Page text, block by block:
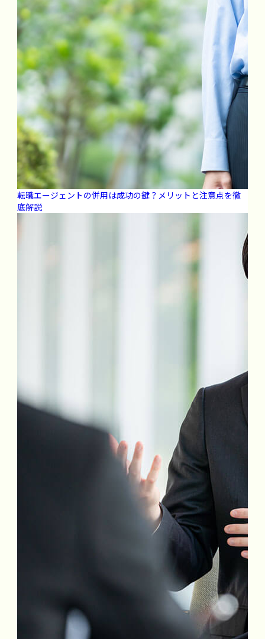
転職エージェントの併用は成功の鍵？メリットと注意点を徹
底解説